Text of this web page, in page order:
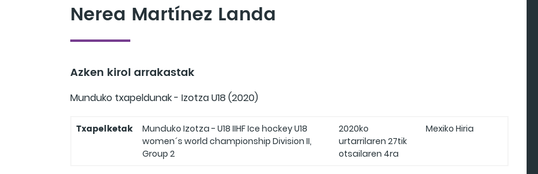
Nerea Martínez Landa
Azken kirol arrakastak
Munduko txapeldunak - Izotza U18 (2020)
Txapelketak
Munduko Izotza - U18 IIHF Ice hockey U18
women´s world championship Division II,
Group 2
2020ko
urtarrilaren 27tik
otsailaren 4ra
Mexiko Hiria